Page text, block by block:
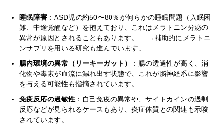
睡眠障害 ：ASD児の約50〜80％が何らかの睡眠問題（入眠困
難、中途覚醒など）を抱えており、これはメラトニン分泌の
異常が原因とされることもあります。 →補助的にメラトニ
ンサプリを用いる研究も進んでいます。
腸内環境の異常（リーキーガット）
：腸の透過性が高く、消
化物や毒素が血流に漏れ出す状態で、これが脳神経系に影響
を与える可能性も指摘されています。
免疫反応の過敏性 ：自己免疫の異常や、サイトカインの過剰
反応などが見られるケースもあり、炎症体質との関連も示唆
されています。